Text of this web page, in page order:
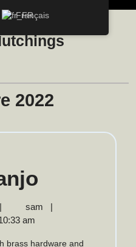
2022
Banjo
| sam
Piccolo
|
am
Français